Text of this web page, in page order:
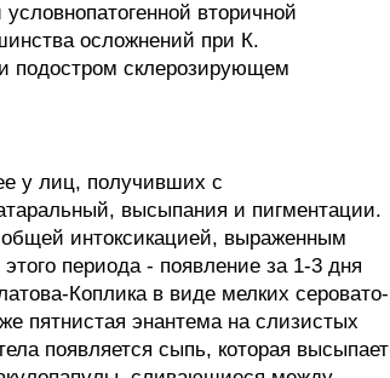
вторичной
осложнений при К.
подостром склерозирующем
у лиц, получивших с
высыпания и пигментации.
интоксикацией, выраженным
периода - появление за 1-3 дня
Коплика в виде мелких серовато-
пятнистая энантема на слизистых
появляется сыпь, которая высыпает